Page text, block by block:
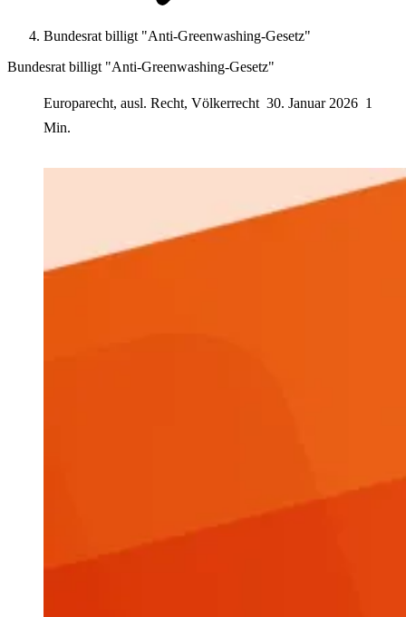
Bundesrat billigt "Anti-Greenwashing-Gesetz"
Bundesrat billigt "Anti-Greenwashing-Gesetz"
Europarecht, ausl. Recht, Völkerrecht 30. Januar 2026 1
Min.